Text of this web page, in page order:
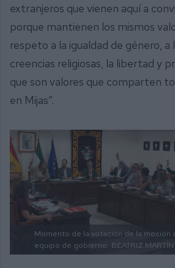
extranjeros que vienen aquí a
porque mantienen los mismos
respeto a la igualdad de género, a
creencias religiosas, la libertad y
que son valores que comparten
en Mijas”.
Momento de la votación de la moción
equipo de gobierno. BEATRIZ MARTÍN.